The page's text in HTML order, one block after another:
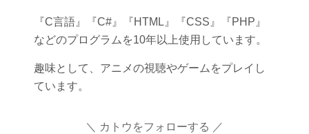
『C言語』『C#』『HTML』『CSS』『PHP』
などのプログラムを10年以上使用しています。
趣味として、アニメの視聴やゲームをプレイし
ています。
カトウをフォローする